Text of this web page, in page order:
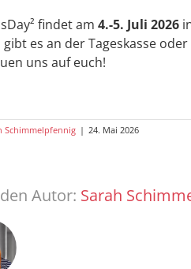
findet am 4.-5. Juli 2026
gibt es an der Tageskasse
uns auf euch!
Schimmelpfennig | 24. Mai 2026
Autor: Sarah